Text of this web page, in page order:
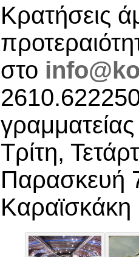
Κρατήσεις
στο
γραμματείας
Τρίτη,
Παρασκευή
Καραϊσκάκη